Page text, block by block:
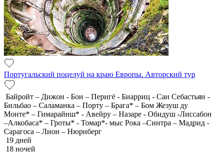
Португальский поцелуй на краю Европы. Авторский тур
Байройт – Дижон - Бон – Перигё - Биарриц - Сан Себастьян -
Бильбао – Саламанка – Порту – Брага* – Бом Жезуш ду
Монте* – Гимарайнш* - Авейру – Назаре - Обидуш -Лиссабон
–Алкобаса* – Гроты* - Томар*- мыс Рока –Синтра – Мадрид -
Сарагоса – Лион – Нюрнберг
19 дней
18 ночей